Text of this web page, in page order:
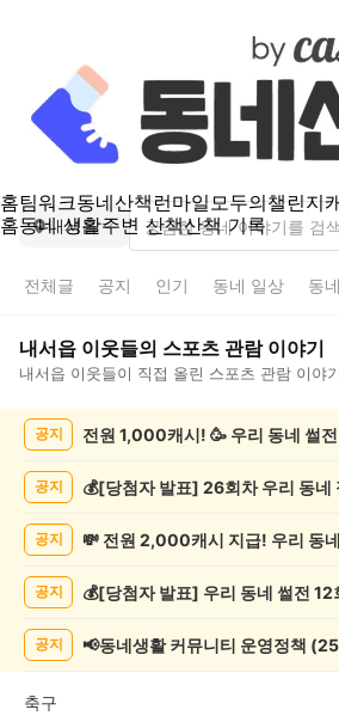
홈팀워크동네산책런마일모두의챌린지
홈동네 생활주변 산책산책 기록
내서읍
전체글 공지 인기 동네 일상 동
내서읍 이웃들의 스포츠 관람이야기
내서읍 이웃들이 직접 올린 스포츠 관람 이야
목
공지 전원 1,000캐시! 🥳 우리 동네 썰
공지
공지
공지
공지 📢동네생활 커뮤니티 운영정책
축구